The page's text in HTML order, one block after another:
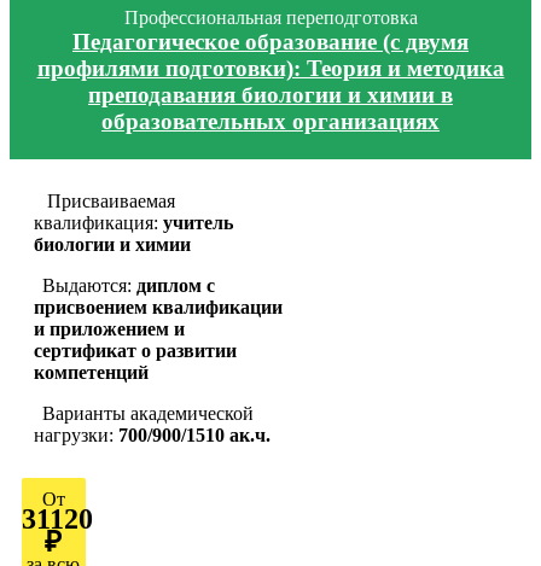
Профессиональная переподготовка
Педагогическое образование (с двумя
профилями подготовки): Теория и методика
преподавания биологии и химии в
образовательных организациях
Присваиваемая
квалификация: учитель
биологии и химии
Выдаются: диплом с
присвоением квалификации
и приложением и
сертификат о развитии
компетенций
Варианты академической
нагрузки: 700/900/1510 ак.ч.
От
31120
₽